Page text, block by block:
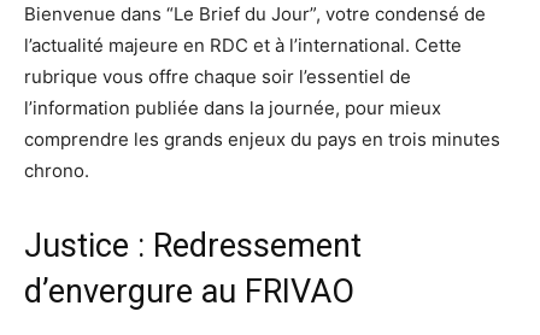
Bienvenue dans “Le Brief du Jour”, votre condensé de
l’actualité majeure en RDC et à l’international. Cette
rubrique vous offre chaque soir l’essentiel de
l’information publiée dans la journée, pour mieux
comprendre les grands enjeux du pays en trois minutes
chrono.
Justice : Redressement
d’envergure au FRIVAO